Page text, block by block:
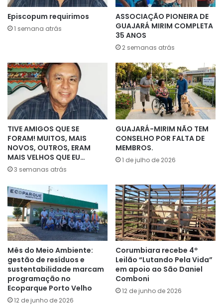
Episcopum requirimos
1 semana atrás
ASSOCIAÇÃO PIONEIRA DE
GUAJARÁ MIRIM COMPLETA
35 ANOS
2 semanas atrás
TIVE AMIGOS QUE SE
FORAM! MUITOS, MAIS
NOVOS, OUTROS, ERAM
MAIS VELHOS QUE EU…
3 semanas atrás
GUAJARÁ-MIRIM NÃO TEM
CONSELHO POR FALTA DE
MEMBROS.
1 de julho de 2026
Mês do Meio Ambiente:
gestão de resíduos e
sustentabilidade marcam
programação no
Ecoparque Porto Velho
12 de junho de 2026
Corumbiara recebe 4º
Leilão “Lutando Pela Vida”
em apoio ao São Daniel
Comboni
12 de junho de 2026